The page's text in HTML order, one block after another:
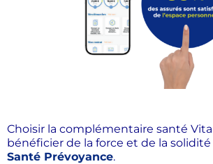
Choisir la complémentaire santé
bénéficier de la force et de la
Santé Prévoyance.